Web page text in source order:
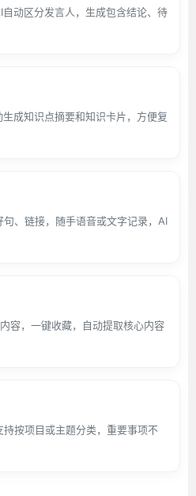
动区分发言人，生成包含结论、待
生成知识点摘要和知识卡片，方便复
、链接，随手语音或文字记录，AI
容，一键收藏，自动提取核心内容
按项目或主题分类，重要事项不